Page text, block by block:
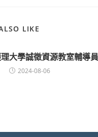
LIKE
大學誠徵資源教室輔導員
2024-08-06